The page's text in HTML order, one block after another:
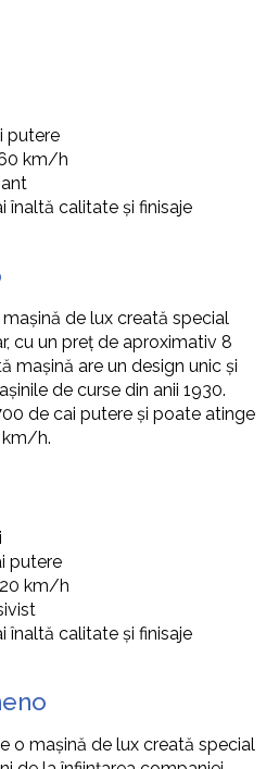
putere
km/h
înaltă calitate și finisaje
de lux creată special
cu un preț de aproximativ 8
mașină are un design unic și
de curse din anii 1930.
de cai putere și poate atinge
km/h.
putere
km/h
înaltă calitate și finisaje
o mașină de lux creată special